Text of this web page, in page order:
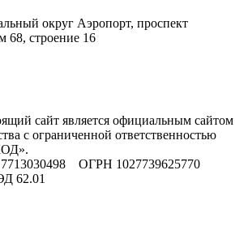
округ Аэропорт, проспект
68, строение 16
сайт является официальным сайтом
с ограниченной ответственностью
ОГРН 1027739625770
62.01